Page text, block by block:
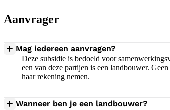
Aanvrager
Mag iedereen aanvragen?
Deze subsidie is bedoeld voor
een van deze partijen is een landbouwer.
haar rekening nemen.
Wanneer ben je een landbouwer?